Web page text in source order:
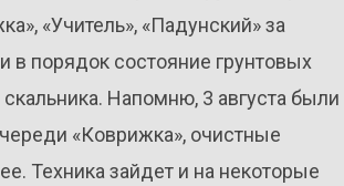
«Учитель», «Падунский» за
в порядок состояние грунтовых
Напомню, 3 августа были
«Коврижка», очистные
Техника зайдет и на некоторые